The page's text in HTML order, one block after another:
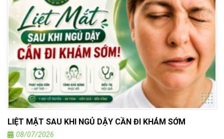
LIỆT MẶT SAU KHI NGỦ DẬY CẦN ĐI KHÁM SỚM
08/07/2026